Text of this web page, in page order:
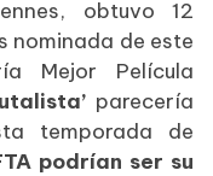
obtuvo 12
nominada de este
Mejor Película
parecería
temporada de
podrían ser su